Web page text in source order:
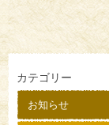
カテゴリー
お知らせ